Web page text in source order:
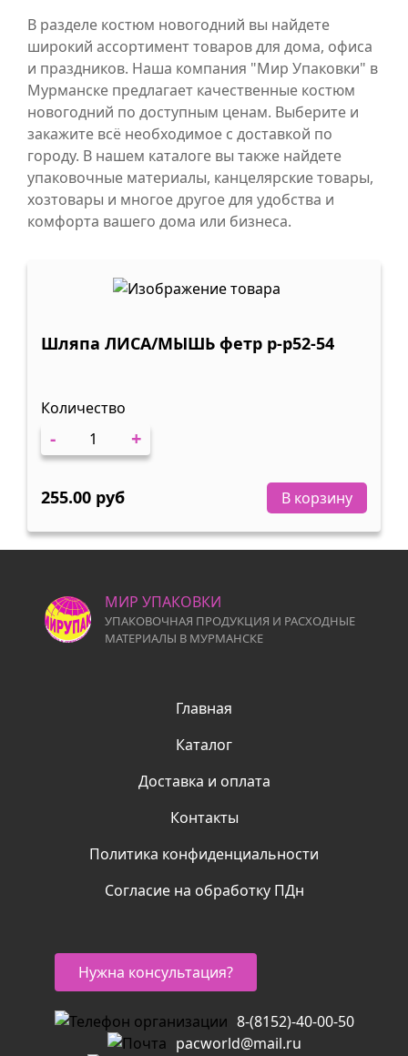
В разделе костюм новогодний вы найдете
широкий ассортимент товаров для дома, офиса
и праздников. Наша компания "Мир Упаковки" в
Мурманске предлагает качественные костюм
новогодний по доступным ценам. Выберите и
закажите всё необходимое с доставкой по
городу. В нашем каталоге вы также найдете
упаковочные материалы, канцелярские товары,
хозтовары и многое другое для удобства и
комфорта вашего дома или бизнеса.
Шляпа ЛИСА/МЫШЬ фетр р-р52-54
Количество
- +
255.00 руб В корзину
МИР УПАКОВКИ
УПАКОВОЧНАЯ ПРОДУКЦИЯ И РАСХОДНЫЕ
МАТЕРИАЛЫ В МУРМАНСКЕ
Главная
Каталог
Доставка и оплата
Контакты
Политика конфиденциальности
Согласие на обработку ПДн
Нужна консультация?
8-(8152)-40-00-50
pacworld@mail.ru